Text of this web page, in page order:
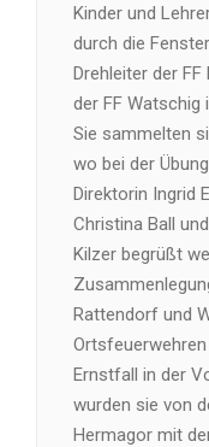
Kinder und
durch die
Drehleiter der
der FF Watschig
Sie sammelten
wo bei der
Direktorin Ingrid
Christina Ball
Kilzer begrüßt
Rattendorf und
Ernstfall in der
wurden sie von
Hermagor mit